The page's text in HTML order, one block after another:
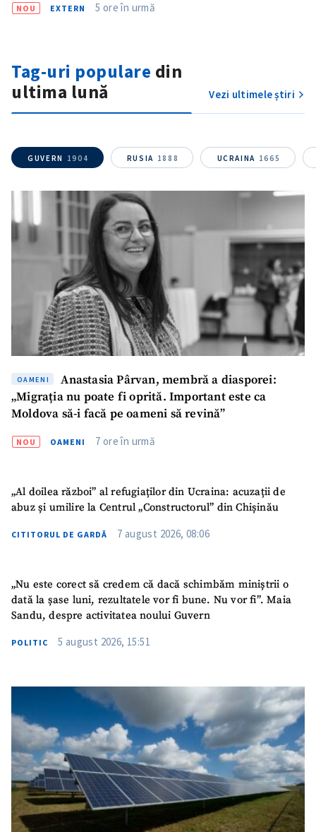
NOU EXTERN 5 ore în urmă
Tag-uri populare din
ultima lună
Vezi ultimele știri
GUVERN 1904 RUSIA 1888 UCRAINA 1665
OAMENI
Anastasia Pârvan, membră a diasporei:
„Migrația nu poate fi oprită. Important este ca
Moldova să-i facă pe oameni să revină”
NOU OAMENI 7 ore în urmă
„Al doilea război” al refugiaților din Ucraina: acuzații de
abuz și umilire la Centrul „Constructorul” din Chișinău
CITITORUL DE GARDĂ 7 august 2026, 08:06
„Nu este corect să credem că dacă schimbăm miniștrii o
dată la șase luni, rezultatele vor fi bune. Nu vor fi”. Maia
Sandu, despre activitatea noului Guvern
POLITIC 5 august 2026, 15:51
Titlu știre+ Adaugă titlu
Fotografie
+ Încarcă imagine
Link media
+ Link media